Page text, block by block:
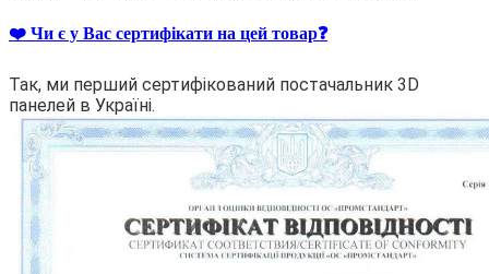
❤️ Чи є у Вас сертифікати на цей товар❓
Так, ми перший сертифікований постачальник 3D
панелей в Україні.